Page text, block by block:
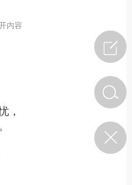
肺清瘟膏】
内容
，